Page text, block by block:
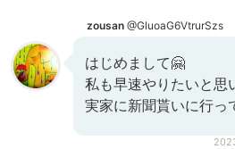
zousan @GluoaG6VtrurSzs
はじめまして🤗
私も早速やりたいと思
実家に新聞貰いに行っ